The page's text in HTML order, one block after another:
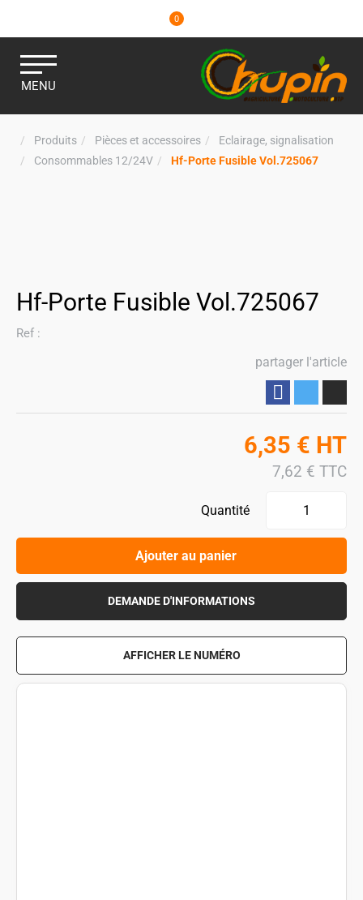
0
MENU
Produits Pièces et accessoires
Eclairage, signalisation
Consommables 12/24V
Hf-Porte Fusible Vol.725067
Hf-Porte Fusible Vol.725067
Ref :
partager l'article
6,35 € HT
7,62 € TTC
Quantité
Ajouter au panier
DEMANDE D'INFORMATIONS
AFFICHER LE NUMÉRO